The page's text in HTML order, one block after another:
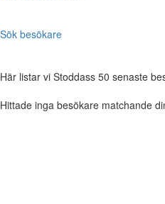
Sök besökare
Här listar vi Stoddass 50 senaste
Hittade inga besökare matchande